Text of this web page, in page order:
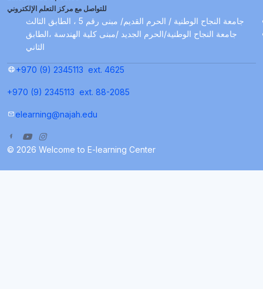
للتواصل مع مركز التعلم الإلكتروني
جامعة النجاح الوطنية / الحرم القديم/ مبنى رقم 5 ، الطابق الثالث
جامعة النجاح الوطنية/الحرم الجديد /مبنى كلية الهندسة ،الطابق
الثاني
+970 (9) 2345113 ext. 4625
+970 (9) 2345113 ext. 88-2085
elearning@najah.edu
© 2026 Welcome to E-learning Center